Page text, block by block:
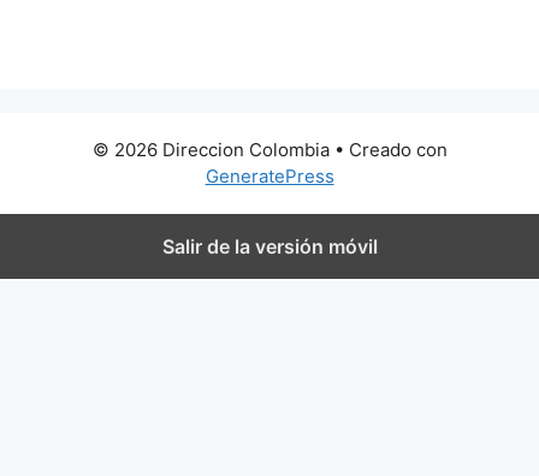
© 2026 Direccion Colombia• Creado con
GeneratePress
Salir de la versión móvil